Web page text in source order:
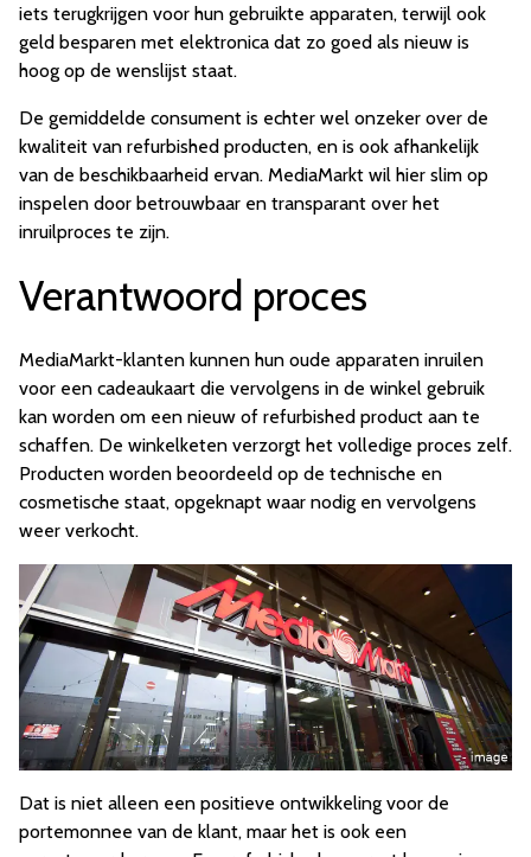
iets terugkrijgen voor hun gebruikte apparaten, terwijl ook
geld besparen met elektronica dat zo goed als nieuw is
hoog op de wenslijst staat.
De gemiddelde consument is echter wel onzeker over de
kwaliteit van refurbished producten, en is ook afhankelijk
van de beschikbaarheid ervan. MediaMarkt wil hier slim op
inspelen door betrouwbaar en transparant over het
inruilproces te zijn.
Verantwoord proces
MediaMarkt-klanten kunnen hun oude apparaten inruilen
voor een cadeaukaart die vervolgens in de winkel gebruik
kan worden om een nieuw of refurbished product aan te
schaffen. De winkelketen verzorgt het volledige proces zelf.
Producten worden beoordeeld op de technische en
cosmetische staat, opgeknapt waar nodig en vervolgens
weer verkocht.
Dat is niet alleen een positieve ontwikkeling voor de
portemonnee van de klant, maar het is ook een